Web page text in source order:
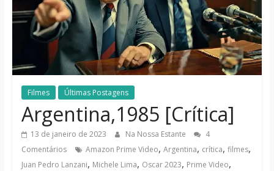
notícias
Filmes Últimas Postagens
Argentina,1985 [Crítica]
13 de janeiro de 2023 Na Nossa Estante
4
Comentários
Amazon Prime Video, Argentina, crítica, filmes,
Juan Pedro Lanzani, Michele Lima, Oscar 2023, Prime Video,